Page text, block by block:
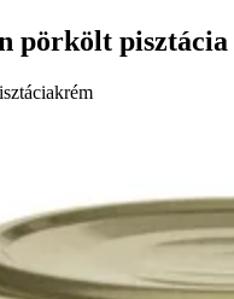
pörkölt pisztácia